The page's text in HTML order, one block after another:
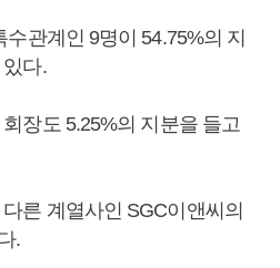
관계인 9명이 54.75%의 지
다.
장도 5.25%의 지분을 들고
른 계열사인 SGC이앤씨의
.